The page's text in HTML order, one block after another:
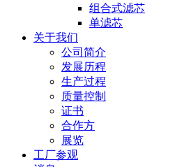
组合式滤芯
单滤芯
关于我们
公司简介
发展历程
生产过程
质量控制
证书
合作方
展览
工厂参观